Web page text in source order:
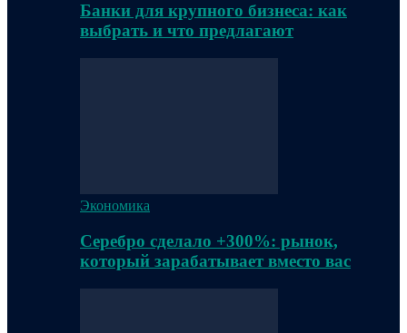
Банки для крупного бизнеса: как
выбрать и что предлагают
Экономика
Серебро сделало +300%: рынок,
который зарабатывает вместо вас